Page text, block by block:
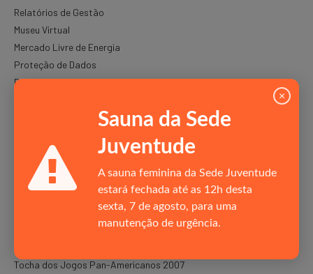
×
Sauna da Sede
Juventude
A sauna feminina da Sede Juventude
estará fechada até as 12h desta
sexta, 7 de agosto, para uma
manutenção de urgência.
Relatórios de Gestão
Museu Virtual
Mercado Livre de Energia
Proteção de Dados
Responsabilidade Social
Oportunidades de carreira
PROJETOS
Comitê Brasileiro de Clubes
Lei de Incentivo ao Esporte
Tocha dos Jogos Pan-Americanos 2007